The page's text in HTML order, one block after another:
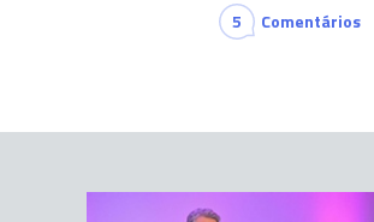
5 Comentários